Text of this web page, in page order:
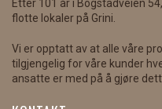
Etter 101 år i Bogstadveien
flotte lokaler på Grini.
Vi er opptatt av at alle våre
tilgjengelig for våre kunder
ansatte er med på å gjøre